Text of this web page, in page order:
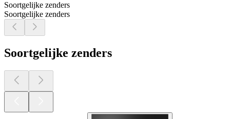
Soortgelijke zenders
Soortgelijke zenders
Soortgelijke zenders